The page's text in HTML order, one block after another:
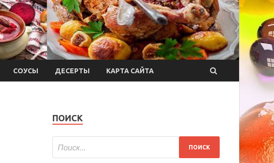
СОУСЫ ДЕСЕРТЫ КАРТА САЙТА
ПОИСК